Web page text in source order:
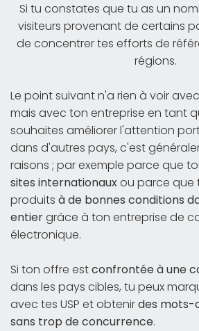
Si tu constates que tu as un
visiteurs provenant de certains
de concentrer tes efforts de
régions.
Le point suivant n'a rien à voir
mais avec ton entreprise en tant
souhaites améliorer l'attention
dans d'autres pays, c'est
raisons ; par exemple parce que
sites internationauxou parce que
produits à de bonnes conditions
entiergrâce à ton entreprise de
électronique.
Si ton offre estconfrontée à une
dans les pays cibles, tu peux
avec tes USP et obtenirdes mots-
sans trop de concurrence.